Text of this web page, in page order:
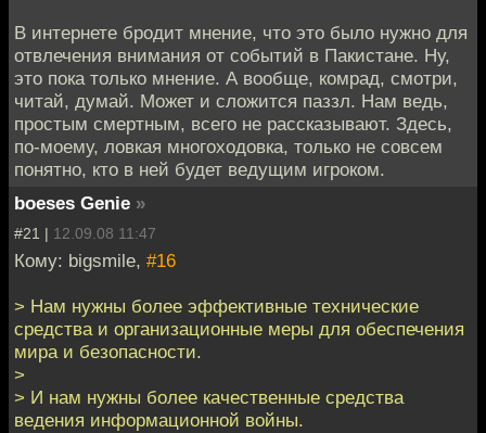
В интернете бродит мнение, что это было нужно для
отвлечения внимания от событий в Пакистане. Ну,
это пока только мнение. А вообще, комрад, смотри,
читай, думай. Может и сложится паззл. Нам ведь,
простым смертным, всего не рассказывают. Здесь,
по-моему, ловкая многоходовка, только не совсем
понятно, кто в ней будет ведущим игроком.
boeses Genie »
#21 | 12.09.08 11:47
Кому: bigsmile, #16
> Нам нужны более эффективные технические
средства и организационные меры для обеспечения
мира и безопасности.
>
> И нам нужны более качественные средства
ведения информационной войны.